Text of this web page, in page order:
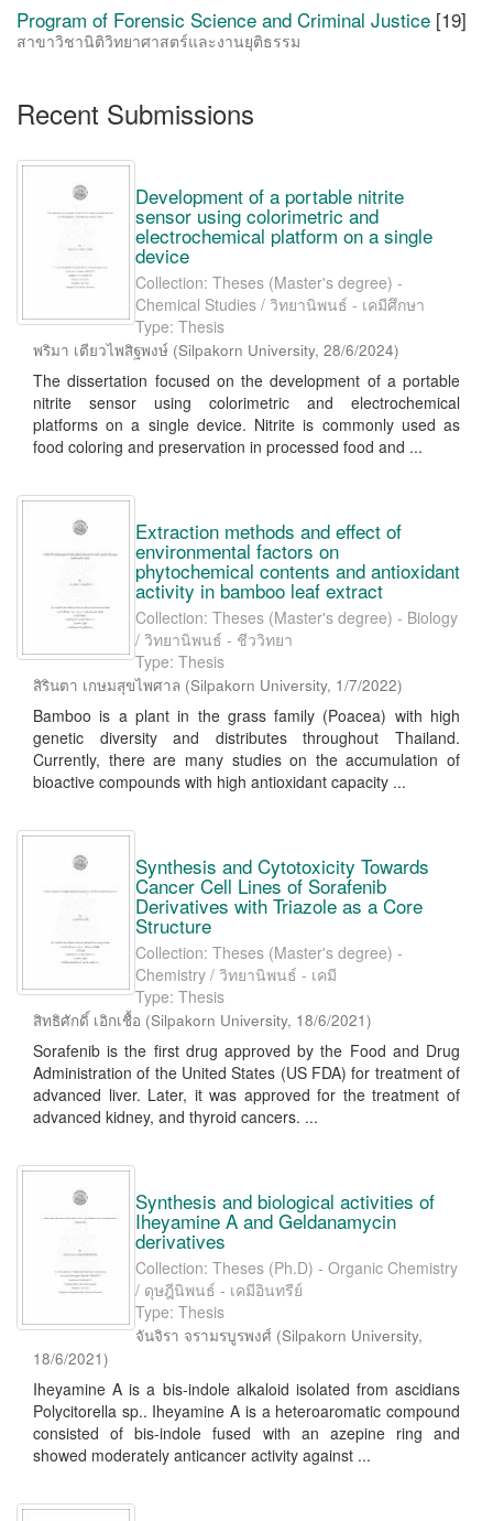
Program of Forensic Science and Criminal Justice [19]
สาขาวิชานิติวิทยาศาสตร์และงานยุติธรรม
Recent Submissions
Development of a portable nitrite
sensor using colorimetric and
electrochemical platform on a single
device
Collection: Theses (Master's degree) -
Chemical Studies / วิทยานิพนธ์ - เคมีศึกษา
Type: Thesis
พริมา เตียวไพสิฐพงษ์ (Silpakorn University, 28/6/2024)
The dissertation focused on the development of a portable
nitrite sensor using colorimetric and electrochemical
platforms on a single device. Nitrite is commonly used as
food coloring and preservation in processed food and ...
Extraction methods and effect of
environmental factors on
phytochemical contents and antioxidant
activity in bamboo leaf extract
Collection: Theses (Master's degree) - Biology
/ วิทยานิพนธ์ - ชีววิทยา
Type: Thesis
สิรินตา เกษมสุขไพศาล (Silpakorn University, 1/7/2022)
Bamboo is a plant in the grass family (Poacea) with high
genetic diversity and distributes throughout Thailand.
Currently, there are many studies on the accumulation of
bioactive compounds with high antioxidant capacity ...
Synthesis and Cytotoxicity Towards
Cancer Cell Lines of Sorafenib
Derivatives with Triazole as a Core
Structure
Collection: Theses (Master's degree) -
Chemistry / วิทยานิพนธ์ - เคมี
Type: Thesis
สิทธิศักดิ์ เอิกเชื้อ (Silpakorn University, 18/6/2021)
Sorafenib is the first drug approved by the Food and Drug
Administration of the United States (US FDA) for treatment of
advanced liver. Later, it was approved for the treatment of
advanced kidney, and thyroid cancers. ...
Synthesis and biological activities of
Iheyamine A and Geldanamycin
derivatives
Collection: Theses (Ph.D) - Organic Chemistry
/ ดุษฎีนิพนธ์ - เคมีอินทรีย์
Type: Thesis
จันจิรา จรามรบูรพงศ์ (Silpakorn University,
18/6/2021)
Iheyamine A is a bis-indole alkaloid isolated from ascidians
Polycitorella sp.. Iheyamine A is a heteroaromatic compound
consisted of bis-indole fused with an azepine ring and
showed moderately anticancer activity against ...